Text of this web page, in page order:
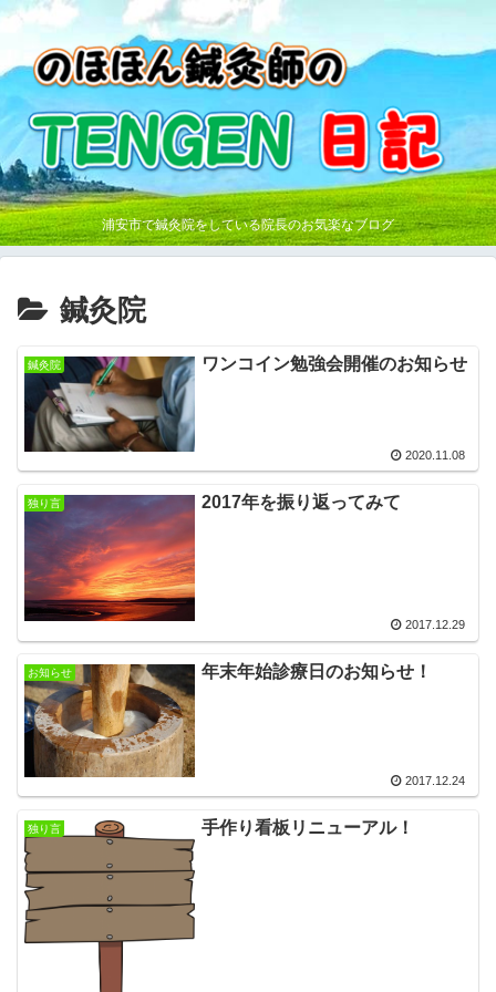
浦安市で鍼灸院をしている院長のお気楽なブログ
鍼灸院
鍼灸院 ワンコイン勉強会開催のお知らせ
2020.11.08
独り言 2017年を振り返ってみて
2017.12.29
お知らせ 年末年始診療日のお知らせ！
2017.12.24
独り言 手作り看板リニューアル！